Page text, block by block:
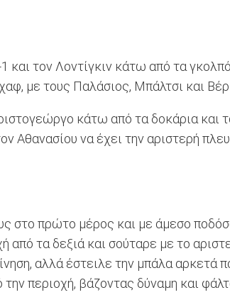
τον Λοντίγκιν κάτω από τα
με τους Παλάσιος, Μπάλτσι και
κάτω από τα δοκάρια και
να έχει την αριστερή
στο πρώτο μέρος και με άμεσο
από τα δεξιά και σούταρε με το
αλλά έστειλε την μπάλα
περιοχή, βάζοντας δύναμη και